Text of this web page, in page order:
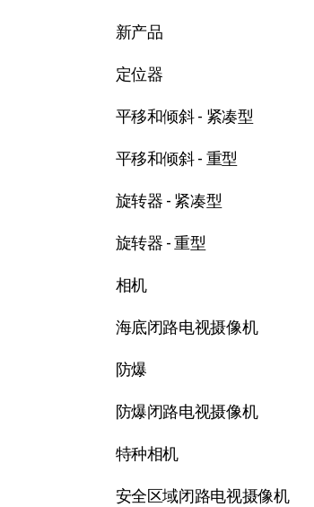
新产品
定位器
平移和倾斜 - 紧凑型
平移和倾斜 - 重型
旋转器 - 紧凑型
旋转器 - 重型
相机
海底闭路电视摄像机
防爆
防爆闭路电视摄像机
特种相机
安全区域闭路电视摄像机